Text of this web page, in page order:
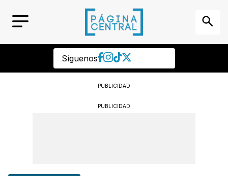
Síguenos
PUBLICIDAD
PUBLICIDAD